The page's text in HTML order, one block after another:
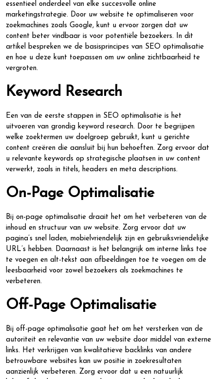
essentieel onderdeel van elke succesvolle online
marketingstrategie. Door uw website te optimaliseren voor
zoekmachines zoals Google, kunt u ervoor zorgen dat uw
content beter vindbaar is voor potentiële bezoekers. In dit
artikel bespreken we de basisprincipes van SEO optimalisatie
en hoe u deze kunt toepassen om uw online zichtbaarheid te
vergroten.
Keyword Research
Een van de eerste stappen in SEO optimalisatie is het
uitvoeren van grondig keyword research. Door te begrijpen
welke zoektermen uw doelgroep gebruikt, kunt u gerichte
content creëren die aansluit bij hun behoeften. Zorg ervoor dat
u relevante keywords op strategische plaatsen in uw content
verwerkt, zoals in titels, headers en meta descriptions.
On-Page Optimalisatie
Bij on-page optimalisatie draait het om het verbeteren van de
inhoud en structuur van uw website. Zorg ervoor dat uw
pagina’s snel laden, mobielvriendelijk zijn en gebruiksvriendelijke
URL’s hebben. Daarnaast is het belangrijk om interne links toe
te voegen en alt-tekst aan afbeeldingen toe te voegen om de
leesbaarheid voor zowel bezoekers als zoekmachines te
verbeteren.
Off-Page Optimalisatie
Bij off-page optimalisatie gaat het om het versterken van de
autoriteit en relevantie van uw website door middel van externe
links. Het verkrijgen van kwalitatieve backlinks van andere
betrouwbare websites kan uw positie in zoekresultaten
aanzienlijk verbeteren. Zorg ervoor dat u een natuurlijk